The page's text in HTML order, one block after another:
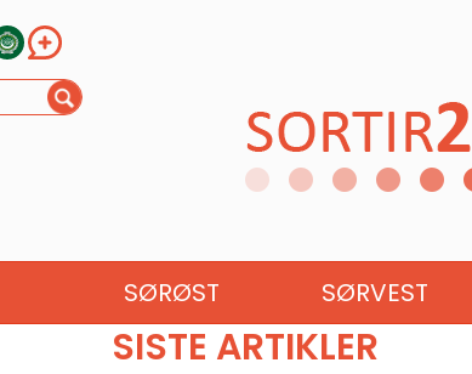
SØRØST SØRVEST
BRETAGNE PAYS DE
SISTE ARTIKLER